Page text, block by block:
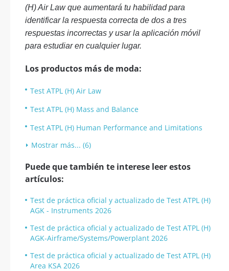
(H) Air Law que aumentará tu habilidad para
identificar la respuesta correcta de dos a tres
respuestas incorrectas y usar la aplicación móvil
para estudiar en cualquier lugar.
Los productos más de moda:
Test ATPL (H) Air Law
Test ATPL (H) Mass and Balance
Test ATPL (H) Human Performance and Limitations
Mostrar más... (6)
Puede que también te interese leer estos
artículos:
Test de práctica oficial y actualizado de Test ATPL (H)
AGK - Instruments 2026
Test de práctica oficial y actualizado de Test ATPL (H)
AGK-Airframe/Systems/Powerplant 2026
Test de práctica oficial y actualizado de Test ATPL (H)
Area KSA 2026